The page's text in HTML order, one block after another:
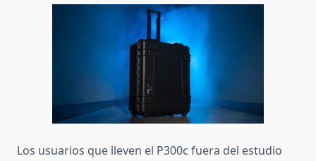
Los usuarios que lleven el P300c fuera del estudio